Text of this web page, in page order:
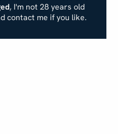
, I'm not 28 years old
contact me if you like.